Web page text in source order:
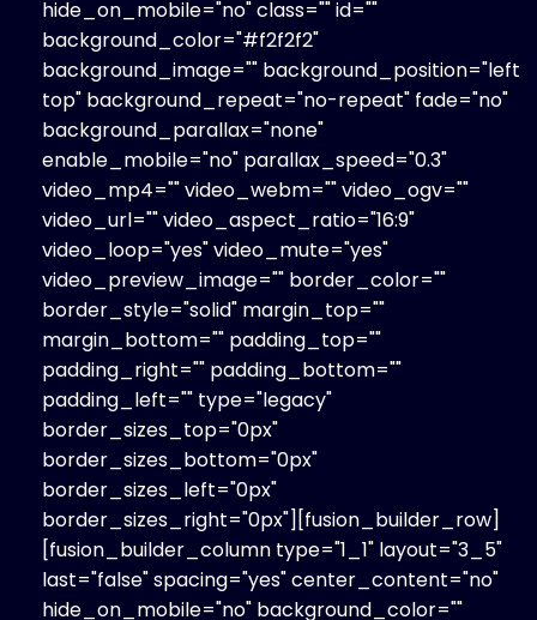
hide_on_mobile="no" class="" id=""
background_color="#f2f2f2"
background_image="" background_position="left
top" background_repeat="no-repeat" fade="no"
background_parallax="none"
enable_mobile="no" parallax_speed="0.3"
video_mp4="" video_webm="" video_ogv=""
video_url="" video_aspect_ratio="16:9"
video_loop="yes" video_mute="yes"
video_preview_image="" border_color=""
border_style="solid" margin_top=""
margin_bottom="" padding_top=""
padding_right="" padding_bottom=""
padding_left="" type="legacy"
border_sizes_top="0px"
border_sizes_bottom="0px"
border_sizes_left="0px"
border_sizes_right="0px"][fusion_builder_row]
[fusion_builder_column type="1_1" layout="3_5"
last="false" spacing="yes" center_content="no"
hide_on_mobile="no" background_color=""